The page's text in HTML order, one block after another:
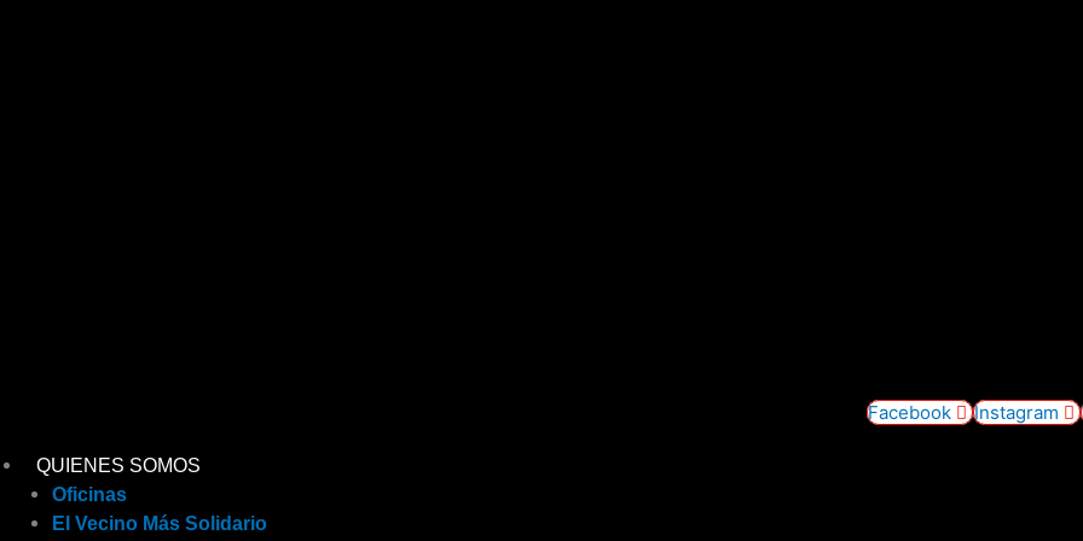
Facebook Instagram
QUIENES SOMOS
Oficinas
El Vecino Más Solidario